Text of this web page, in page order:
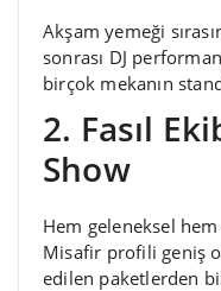
Akşam yemeği
sonrası DJ
birçok mekanın
2. Fasıl
Show
Hem geleneksel
Misafir profili geniş
edilen paketlerden